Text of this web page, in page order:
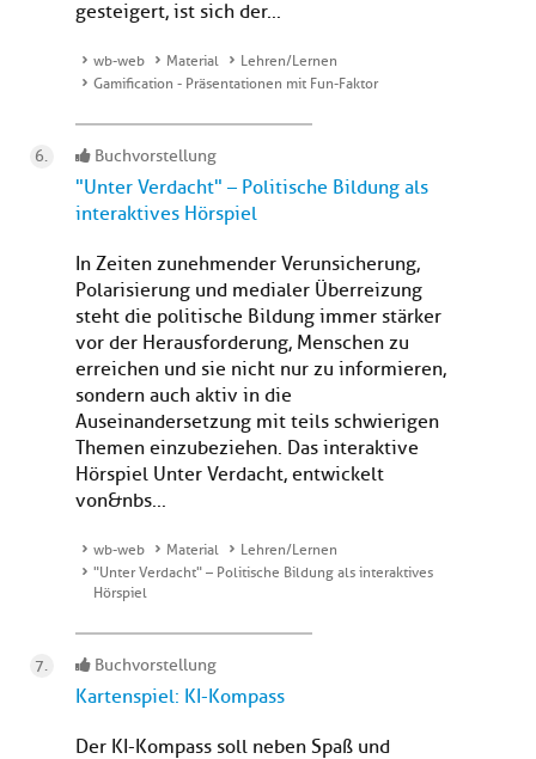
gesteigert, ist sich der...
wb-web Material
Lehren/Lernen
Gamification - Präsentationen mit Fun-Faktor
Buchvorstellung
"Unter Verdacht" – Politische Bildung als
interaktives Hörspiel
In Zeiten zunehmender Verunsicherung,
Polarisierung und medialer Überreizung
steht die politische Bildung immer stärker
vor der Herausforderung, Menschen zu
erreichen und sie nicht nur zu informieren,
sondern auch aktiv in die
Auseinandersetzung mit teils schwierigen
Themen einzubeziehen. Das interaktive
Hörspiel Unter Verdacht, entwickelt
von&nbs...
wb-web Material
Lehren/Lernen
"Unter Verdacht" – Politische Bildung als interaktives
Hörspiel
Buchvorstellung
Kartenspiel: KI-Kompass
Der KI-Kompass soll neben Spaß und